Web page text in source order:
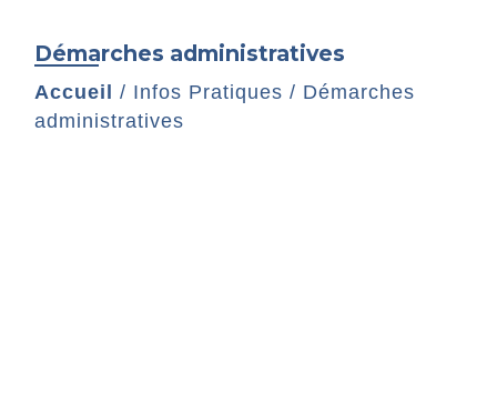
Démarches administratives
Accueil / Infos Pratiques / Démarches
administratives